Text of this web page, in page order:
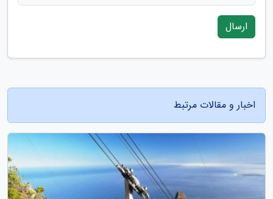
ارسال
اخبار و مقالات مرتبط